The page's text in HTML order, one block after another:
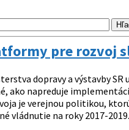
pre rozvoj
dopravy a výstavby
napreduje
je verejnou politikou,
vládnutie na roky 2017-